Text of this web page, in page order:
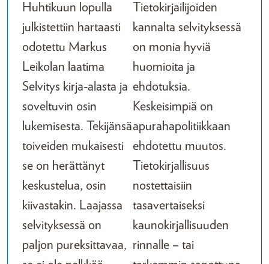
Huhtikuun lopulla
julkistettiin hartaasti
odotettu Markus
Leikolan laatima
Selvitys kirja-alasta ja
soveltuvin osin
lukemisesta. Tekijänsä
toiveiden mukaisesti
se on herättänyt
keskustelua, osin
kiivastakin. Laajassa
selvityksessä on
paljon pureksittavaa,
Tietokirjailijoiden
kannalta selvityksessä
on monia hyviä
huomioita ja
ehdotuksia.
Keskeisimpiä on
apurahapolitiikkaan
ehdotettu muutos.
Tietokirjallisuus
nostettaisiin
tasavertaiseksi
kaunokirjallisuuden
rinnalle – tai